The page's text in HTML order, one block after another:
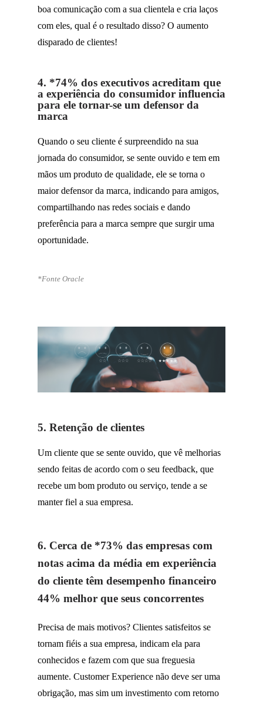
boa comunicação com a sua clientela e cria laços
com eles, qual é o resultado disso? O aumento
disparado de clientes!
4. *74% dos executivos acreditam que
a experiência do consumidor influencia
para ele tornar-se um defensor da
marca
Quando o seu cliente é surpreendido na sua
jornada do consumidor, se sente ouvido e tem em
mãos um produto de qualidade, ele se torna o
maior defensor da marca, indicando para amigos,
compartilhando nas redes sociais e dando
preferência para a marca sempre que surgir uma
oportunidade.
*Fonte Oracle
5. Retenção de clientes
Um cliente que se sente ouvido, que vê melhorias
sendo feitas de acordo com o seu feedback, que
recebe um bom produto ou serviço, tende a se
manter fiel a sua empresa.
6. Cerca de *73% das empresas com
notas acima da média em experiência
do cliente têm desempenho financeiro
44% melhor que seus concorrentes
Precisa de mais motivos? Clientes satisfeitos se
tornam fiéis a sua empresa, indicam ela para
conhecidos e fazem com que sua freguesia
aumente. CustomerExperience não deve ser uma
obrigação, mas sim um investimento com retorno